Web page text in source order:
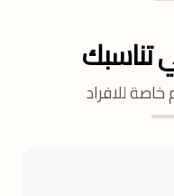
تناسبك
للافراد